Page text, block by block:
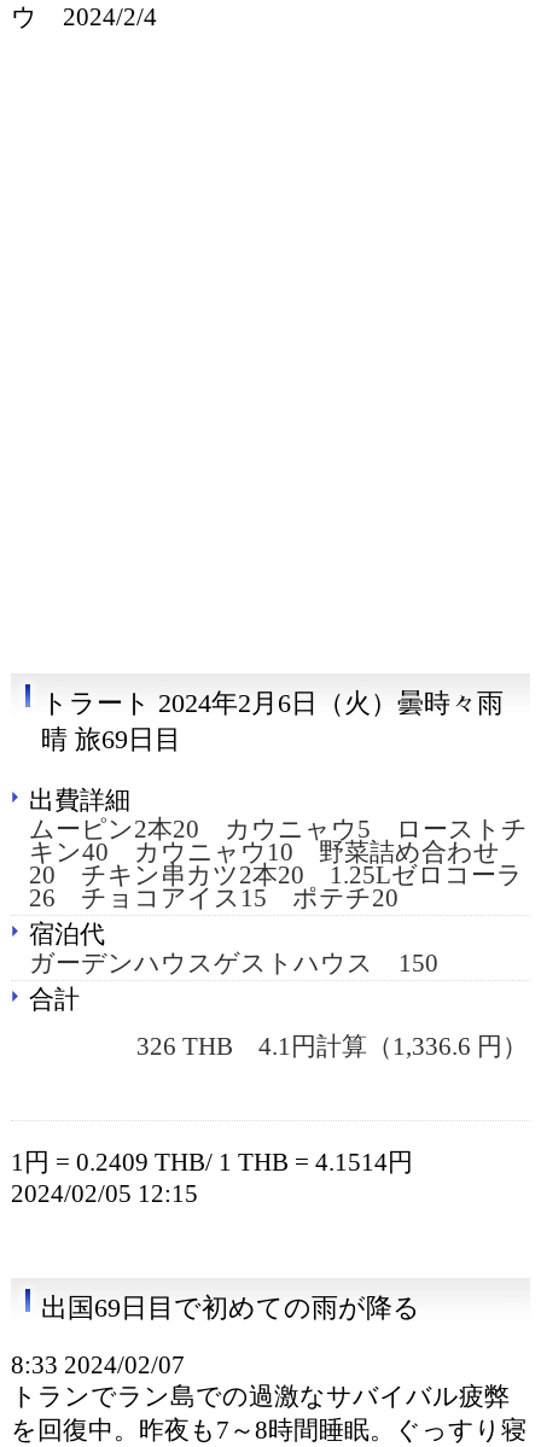
ウ 2024/2/4
トラート 2024年2月6日（火）曇時々雨
晴 旅69日目
出費詳細
ムーピン2本20 カウニャウ5 ローストチ
キン40 カウニャウ10 野菜詰め合わせ
20 チキン串カツ2本20 1.25Lゼロコーラ
26 チョコアイス15 ポテチ20
宿泊代
ガーデンハウスゲストハウス 150
合計
326 THB 4.1円計算（1,336.6 円）
1円 = 0.2409 THB/ 1 THB = 4.1514円
2024/02/05 12:15
出国69日目で初めての雨が降る
8:33 2024/02/07
トランでラン島での過激なサバイバル疲弊
を回復中。昨夜も7～8時間睡眠。ぐっすり寝